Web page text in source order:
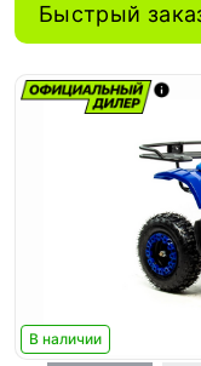
Быстрый
В наличии